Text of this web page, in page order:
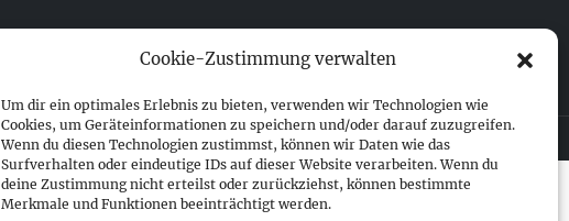
Cookie-Zustimmung verwalten
Um dir ein optimales Erlebnis zu bieten, verwenden wir Technologien wie
Cookies, um Geräteinformationen zu speichern und/oder darauf zuzugreifen.
Wenn du diesen Technologien zustimmst, können wir Daten wie das
Surfverhalten oder eindeutige IDs auf dieser Website verarbeiten. Wenn du
deine Zustimmung nicht erteilst oder zurückziehst, können bestimmte
Merkmale und Funktionen beeinträchtigt werden.